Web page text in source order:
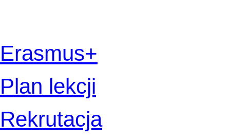
Erasmus+
Plan lekcji
Rekrutacja